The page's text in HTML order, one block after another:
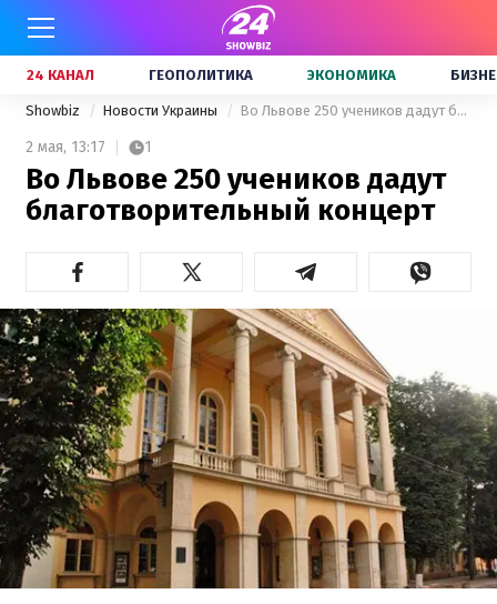
24 КАНАЛ ГЕОПОЛИТИКА ЭКОНОМИКА
Showbiz Новости Украины Во Львове 250 учеников дадут благотворительный концерт
2 мая, 13:17 1
Во Львове 250 учеников дадут
благотворительный концерт